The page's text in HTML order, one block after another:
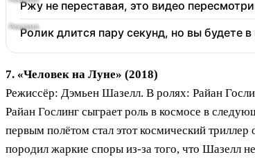
Ржу не переставая, это видео
Ролик длится пару секунд, но вы будете
7. «Человек на Луне» (2018)
Режиссёр: Дэмьен Шазелл. В ролях: Райан
Райан Гослинг сыграет роль в космосе в
первым полётом стал этот космический
породил жаркие споры из-за того, что Шазелл